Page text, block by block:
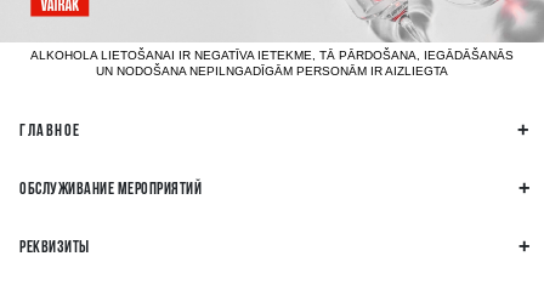
ALKOHOLA LIETOŠANAI IR NEGATĪVA IETEKME, TĀ PĀRDOŠANA, IEGĀDĀŠANĀS
UN NODOŠANA NEPILNGADĪGĀM PERSONĀM IR AIZLIEGTA
ГЛАВНОЕ
ОБСЛУЖИВАНИЕ МЕРОПРИЯТИЙ
РЕКВИЗИТЫ